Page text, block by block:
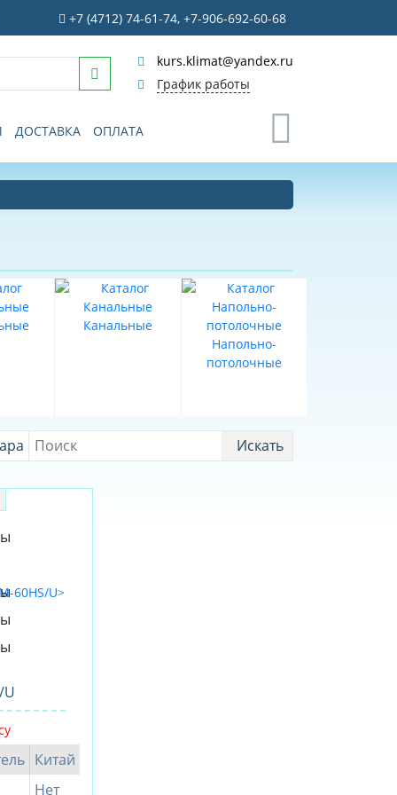
+7 (4712) 74-61-74, +7-906-692-60-68
kurs.klimat@yandex.ru
График работы
ДОСТАВКА ОПЛАТА
Канальные
Напольно-
потолочные
Искать
U
Китай
Нет